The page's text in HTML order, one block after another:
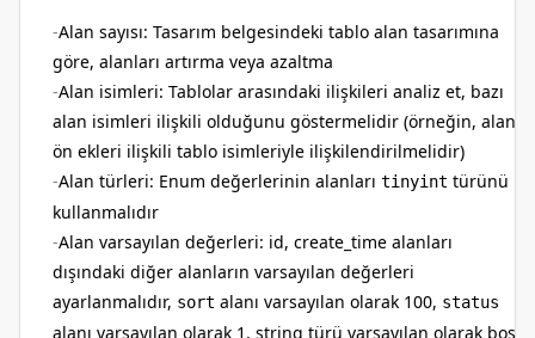
Alan sayısı: Tasarım belgesindeki tablo alan tasarımına
göre, alanları artırma veya azaltma
Alan isimleri: Tablolar arasındaki ilişkileri analiz et, bazı
alan isimleri ilişkili olduğunu göstermelidir (örneğin, alan
ön ekleri ilişkili tablo isimleriyle ilişkilendirilmelidir)
Alan türleri: Enum değerlerinin alanları tinyint türünü
kullanmalıdır
Alan varsayılan değerleri: id, create_time alanları
dışındaki diğer alanların varsayılan değerleri
ayarlanmalıdır, sort alanı varsayılan olarak 100, status
alanı varsayılan olarak 1, string türü varsayılan olarak boş